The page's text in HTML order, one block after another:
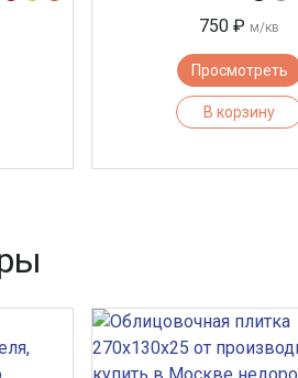
750 ₽ м/кв
Просмотреть
В корзину